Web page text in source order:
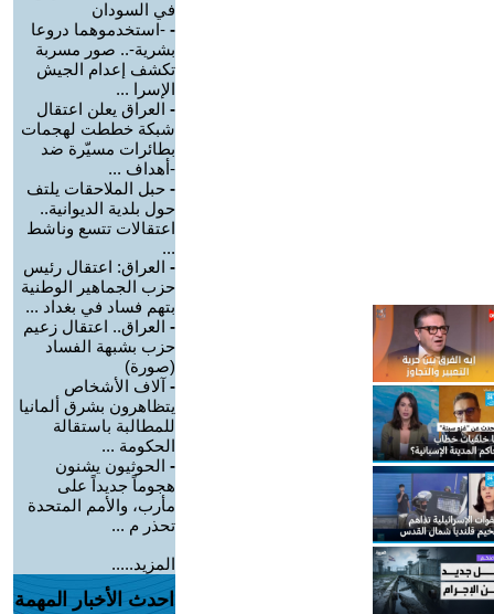
في السودان
- -استخدموهما دروعا
بشرية-.. صور مسربة
تكشف إعدام الجيش
الإسرا ...
- العراق يعلن اعتقال
شبكة خططت لهجمات
بطائرات مسيّرة ضد
-أهداف ...
- حبل الملاحقات يلتف
حول بلدية الديوانية..
اعتقالات تتسع وناشط
...
- العراق: اعتقال رئيس
حزب الجماهير الوطنية
بتهم فساد في بغداد ...
- العراق.. اعتقال زعيم
حزب بشبهة الفساد
(صورة)
- آلاف الأشخاص
يتظاهرون بشرق ألمانيا
للمطالبة باستقالة
الحكومة ...
- الحوثيون يشنون
هجوماً جديداً على
مأرب، والأمم المتحدة
تحذر م ...
المزيد.....
احدث الأخبار المهمة